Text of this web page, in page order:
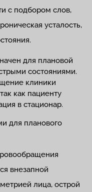
с подбором слов,
усталость,
для плановой
состояниями.
клиники
как пациенту
в стационар.
для планового
внезапной
лица, острой